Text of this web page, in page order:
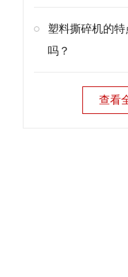
塑料撕碎机的
吗？
查看